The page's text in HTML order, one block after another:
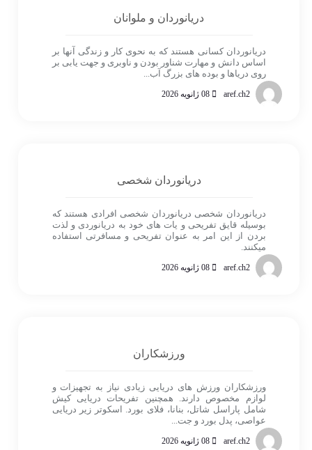
دریانوردان و ملوانان
دریانوردان کسانی هستند که به نحوی کار و زندگی آنها بر
اساس دانش و مهارت شناور بودن و ناوبری و جهت یابی بر
روی دریاها و بوده های بزرگ آب...
aref.ch2
دریانوردان شخصی
دریانوردان شخصی دریانوردان شخصی افرادی هستند که
بوسیله قایق تفریحی و یات های خود به دریانوردی و لذت
بردن از این امر به عنوان تفریحی و مسافرتی استفاده
میکنند.
aref.ch2
ورزشکاران
ورزشکاران ورزش های دریایی زیادی نیاز به تجهیزات و
لوازم مخصوص دارند. همچنین تفریحات دریایی کیش
شامل پاراسل شاتل، بنانا، فلای بورد. اسکوتر زیر دریایی
عواصی، پدل بورد و جت...
aref.ch2